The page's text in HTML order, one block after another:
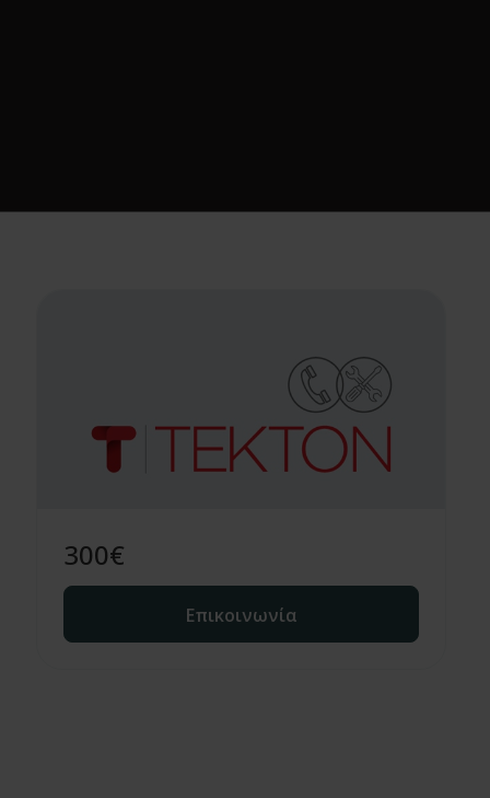
300€
Επικοινωνία